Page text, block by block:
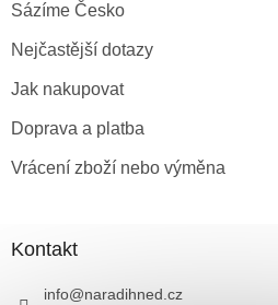
Sázíme Česko
Nejčastější dotazy
Jak nakupovat
Doprava a platba
Vrácení zboží nebo výměna
Kontakt
info@naradihned.cz